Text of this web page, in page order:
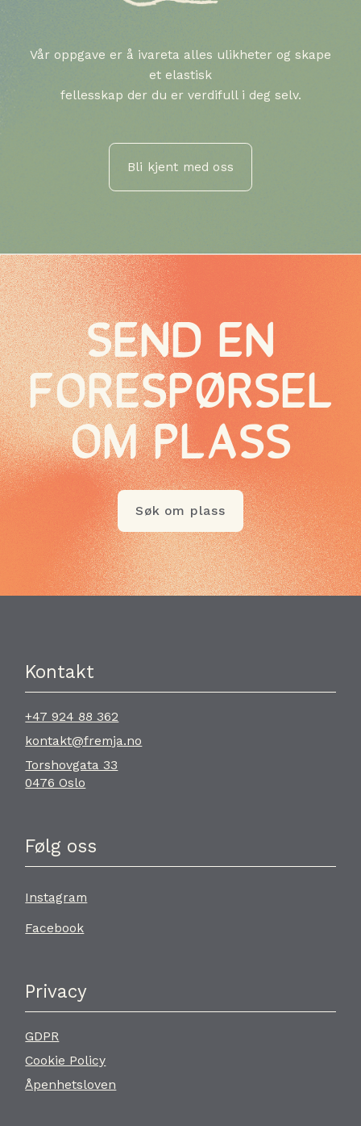
Bli kjent med oss
Vår oppgave er å ivareta alles ulikheter og skape
et elastisk
fellesskap der du er verdifull i deg selv.
SEND EN
FORESPØRSEL
OM PLASS
Søk om plass
Kontakt
+47 924 88 362
kontakt@fremja.no
Torshovgata 33
0476 Oslo
Følg oss
Instagram
Facebook
Privacy
GDPR
Cookie Policy
Åpenhetsloven